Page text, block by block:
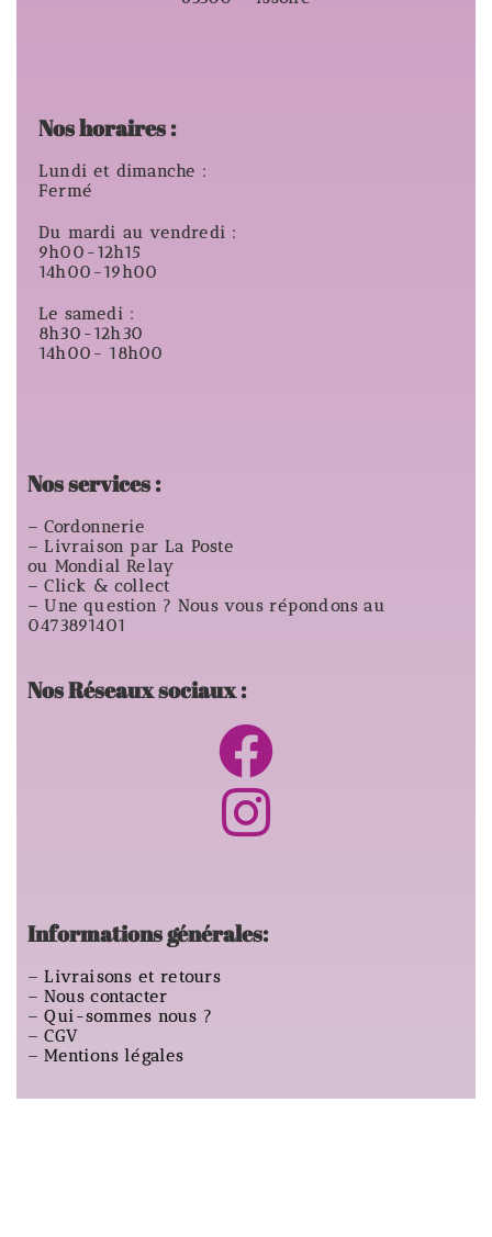
Nos horaires :
Lundi et dimanche :
Fermé
Du mardi au vendredi :
9h00-12h15
14h00-19h00
Le samedi :
8h30-12h30
14h00- 18h00
Nos services :
– Cordonnerie
– Livraison par La Poste
ou Mondial Relay
– Click & collect
– Une question ? Nous vous répondons au
0473891401
Nos Réseaux sociaux :
Informations générales:
–Livraisons et retours
–Nous contacter
–Qui-sommes nous ?
–CGV
–Mentions légales